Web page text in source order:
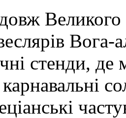
стенди,
карнавальні